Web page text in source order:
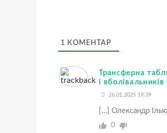
1 КОМЕНТАР
Трансферна
і
26.01.2025 19:39
[…] Олександр
0